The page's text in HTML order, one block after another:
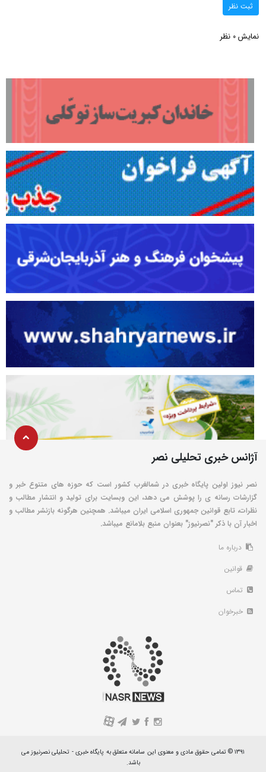
ثبت نظر
نمایش 0 نظر
آژانس خبری تحلیلی نصر
نصر نیوز اولین پایگاه خبری در شمالغرب کشور است که حوزه های متنوع خبر و
گزارشات رسانه ی را پوشش می دهد، این وبسایت برای تولید و انتشار مطالب و
نظرات، تابع قوانین جمهوری اسلامی ایران میباشد. همچنین هرگونه بازنشر مطالب و
اخبار آن با ذکر "نصرنیوز" بعنوان منبع بلامانع میباشد.
درباره ما
قوانین
تماس
خبرخوان
A
۱۳۹۱ © تمامی حقوق مادی و معنوی این سامانه متعلق به پایگاه خبری - تحلیلی نصرنیوز می
باشد.